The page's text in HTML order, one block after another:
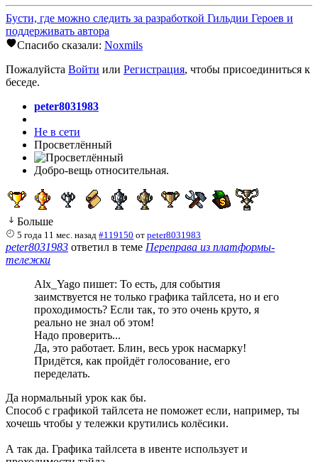
Бусти, где можно следить за разработкой Гильдии Героев и
поддерживать автора
Спасибо сказали: Noxmils
Пожалуйста Войти или Регистрация, чтобы присоединиться к
беседе.
peter8031983
Не в сети
Просветлённый
Добро-вещь относительная.
Больше
5 года 11 мес. назад #119150 отpeter8031983
peter8031983 ответил в теме Переправа из платформы-
тележки
Alx_Yago пишет: То есть, для события
заимствуется не только графика тайлсета, но и его
проходимость? Если так, то это очень круто, я
реально не знал об этом!
Надо проверить...
Да, это работает. Блин, весь урок насмарку!
Придётся, как пройдёт голосование, его
переделать.
Да нормальный урок как бы.
Способ с графикой тайлсета не поможет если, например, ты
хочешь чтобы у тележки крутились колёсики.
А так да. Графика тайлсета в ивенте использует и